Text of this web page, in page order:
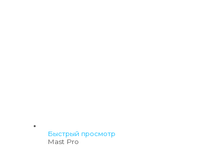
Быстрый просмотр
Mast Pro